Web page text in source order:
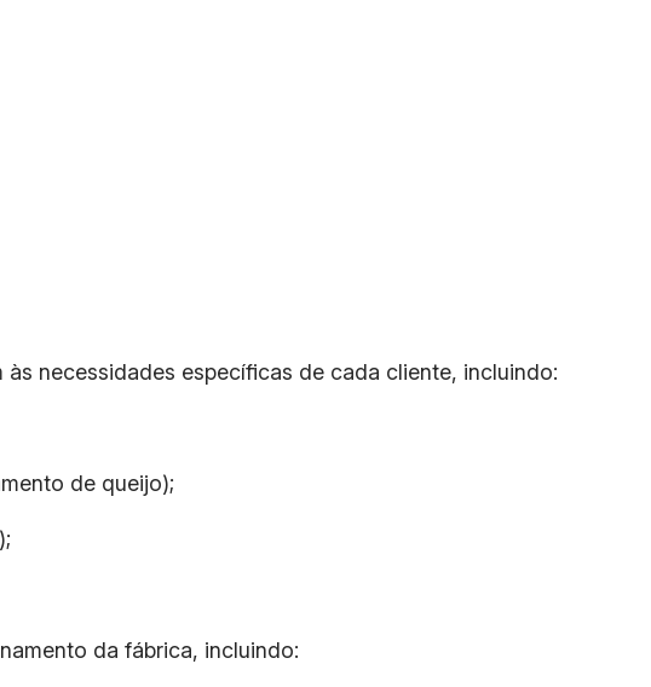
necessidades específicas de cada cliente, incluindo:
de queijo);
da fábrica, incluindo: